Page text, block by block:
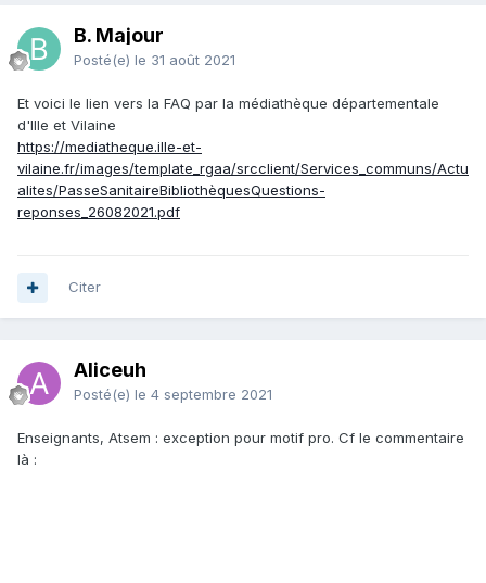
B. Majour
Posté(e) le 31 août 2021
Et voici le lien vers la FAQ par la médiathèque départementale
d'Ille et Vilaine
https://mediatheque.ille-et-
vilaine.fr/images/template_rgaa/srcclient/Services_communs/Actu
alites/PasseSanitaireBibliothèquesQuestions-
reponses_26082021.pdf
Citer
Aliceuh
Posté(e) le 4 septembre 2021
Enseignants, Atsem : exception pour motif pro. Cf le commentaire
là :